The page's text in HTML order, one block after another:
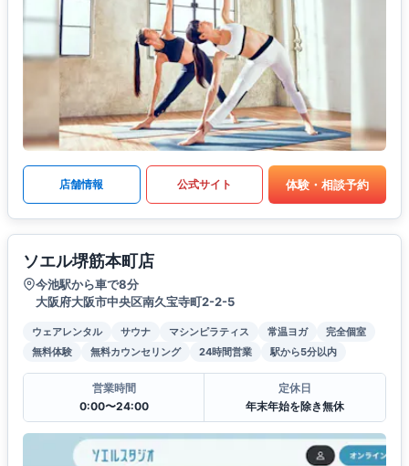
店舗情報 公式サイト 体験・相談予約
ソエル堺筋本町店
今池駅から車で8分
大阪府大阪市中央区南久宝寺町2-2-5
ウェアレンタル サウナ マシンピラティス 常温ヨガ
完全個室
無料体験
無料カウンセリング 24時間営業 駅から5分以内
営業時間
0:00〜24:00
定休日
年末年始を除き無休